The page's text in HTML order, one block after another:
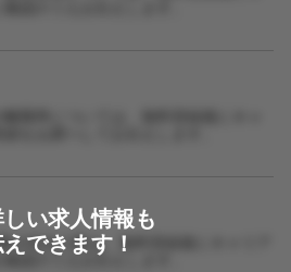
や担当人数は、無料登録後にキャリア
認のうえお伝えします。
い求人情報も
できます！